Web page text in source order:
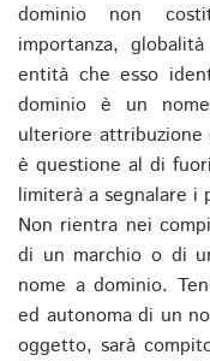
dominio non
importanza,
entità che esso
dominio è un
ulteriore attribuzione
è questione al di
limiterà a segnalare i
Non rientra nei
di un marchio o di
nome a dominio.
ed autonoma di un
oggetto, sarà